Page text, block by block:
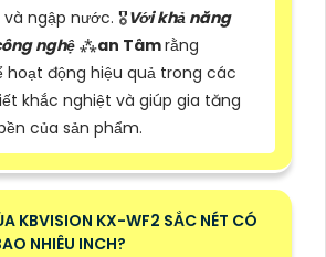
ngập nước. 🎖️Với khả năng
nghệ ⁂an Tâmrằng
động hiệu quả trong các
khắc nghiệt và giúp gia tăng
của sản phẩm.
KBVISION KX-WF2 SẮC NÉT CÓ
NHIÊU INCH?